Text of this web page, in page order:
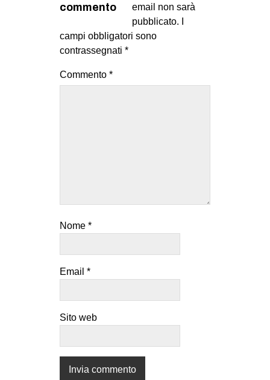
commento
email non sarà
pubblicato.
campi obbligatori sono
contrassegnati *
Commento *
Nome *
Email *
Sito web